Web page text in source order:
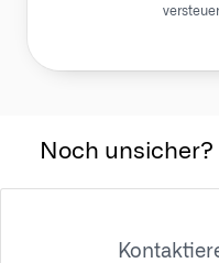
Noch unsicher?